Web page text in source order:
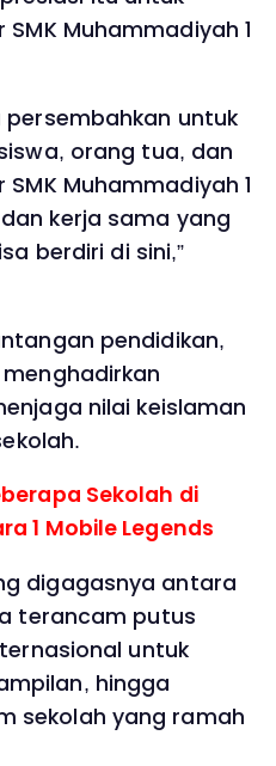
Muhammadiyah 1
persembahkan untuk
orang tua, dan
Muhammadiyah 1
kerja sama yang
berdiri di sini,”
pendidikan,
nilai keislaman
Sekolah di
1 Mobile Legends
digagasnya antara
terancam putus
untuk
hingga
sekolah yang ramah